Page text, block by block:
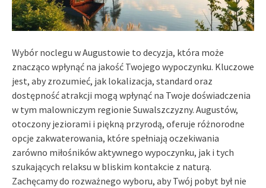
Wybór noclegu w Augustowie to decyzja, która może
znacząco wpłynąć na jakość Twojego wypoczynku. Kluczowe
jest, aby zrozumieć, jak lokalizacja, standard oraz
dostępność atrakcji mogą wpłynąć na Twoje doświadczenia
w tym malowniczym regionie Suwalszczyzny. Augustów,
otoczony jeziorami i piękną przyrodą, oferuje różnorodne
opcje zakwaterowania, które spełniają oczekiwania
zarówno miłośników aktywnego wypoczynku, jak i tych
szukających relaksu w bliskim kontakcie z naturą.
Zachęcamy do rozważnego wyboru, aby Twój pobyt był nie